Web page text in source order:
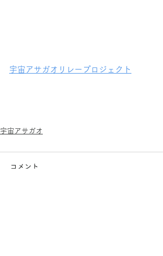
宇宙アサガオリレープロジェクト
宇宙アサガオ
コメント